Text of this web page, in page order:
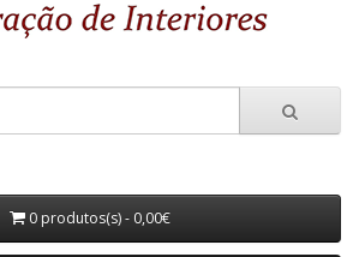
0 produtos(s) - 0,00€